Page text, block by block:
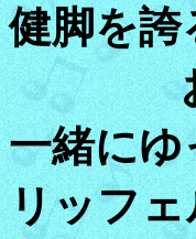
健脚を誇
お戻り
一緒に
リッフ